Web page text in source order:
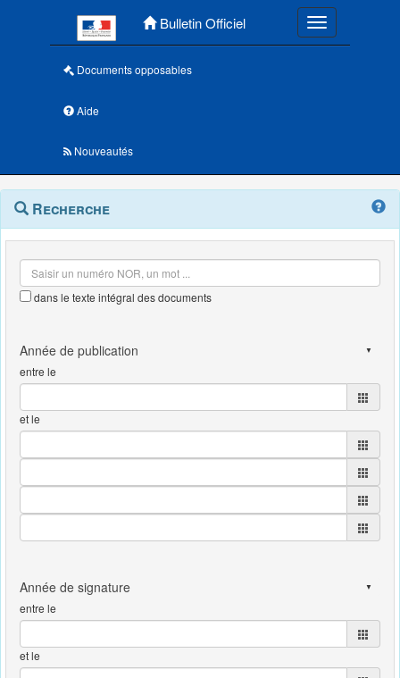
Bulletin Officiel Toggle
Documents opposables
Aide
Nouveautés
Navigation
outils
Menu
contextuel
Recherche
dans le texte intégral des documents
entre le
et le
entre le
et le